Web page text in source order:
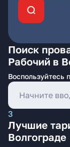
Поиск
Рабочий в
Воспользуйтесь
3
Лучшие
Волгограде